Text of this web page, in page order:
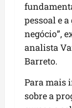
pessoal e
negócio”,
analista
Barreto.
Para mais
sobre a